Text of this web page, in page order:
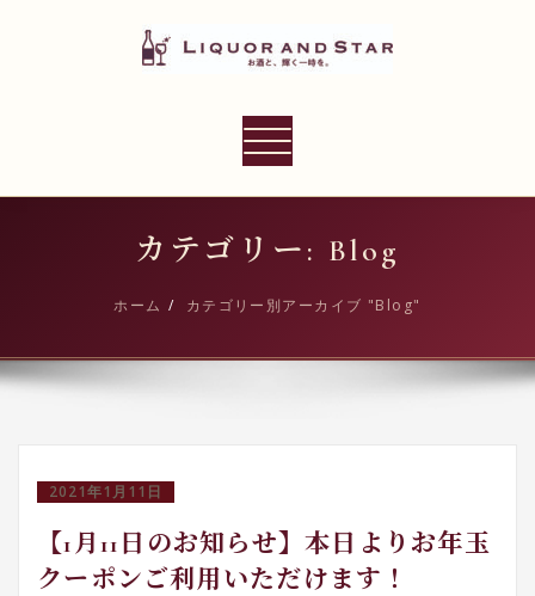
プ
LIQUOR AND STAR
ナ
ョ
切
カテゴリー: Blog
ホーム カテゴリー別アーカイブ "Blog"
2021年1月11日
【1月11日のお知らせ】本日よりお年玉
クーポンご利用いただけます！